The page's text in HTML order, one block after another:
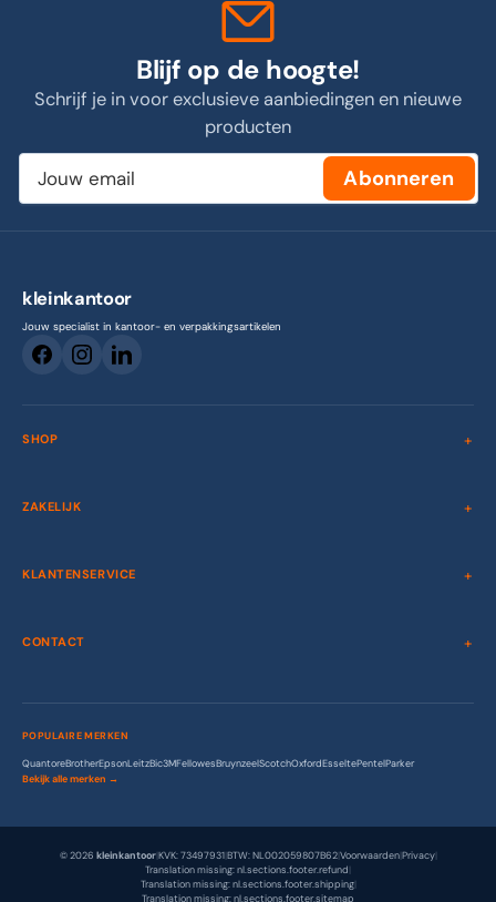
Blijf op de hoogte!
Schrijf je in voor exclusieve aanbiedingen en nieuwe
producten
Jouw
email
Abonneren
kleinkantoor
Jouw specialist in kantoor- en verpakkingsartikelen
SHOP
ZAKELIJK
KLANTENSERVICE
CONTACT
POPULAIRE MERKEN
QuantoreBrotherEpsonLeitzBic3MFellowesBruynzeelScotchOxfordEsseltePentelParker
Bekijk alle merken →
© 2026 kleinkantoor|KVK: 73497931|BTW: NL002059807B62|Voorwaarden|Privacy|
Translation missing: nl.sections.footer.refund|
Translation missing: nl.sections.footer.shipping|
Translation missing: nl.sections.footer.sitemap